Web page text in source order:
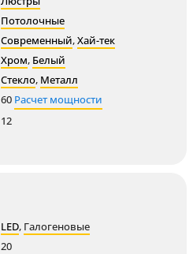
Потолочные
Современный,Хай-тек
Хром, Белый
Стекло, Металл
60 Расчет мощности
12
LED, Галогеновые
20